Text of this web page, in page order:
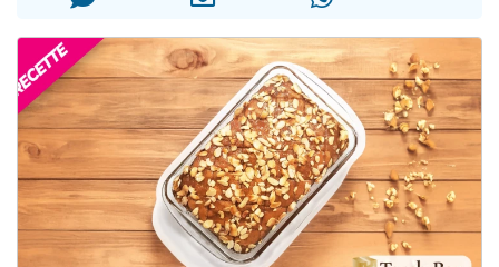
30 personnes viennent de faire un don pour Sauvez la jambe de Yohan
Il reste 49 places pour étudier en groupe sur Zoom
12 nouvelles musiques dans Torah-Box Music